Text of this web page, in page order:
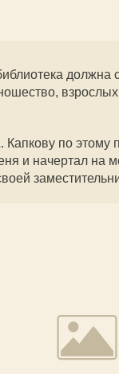
должна
по этому
и начертал